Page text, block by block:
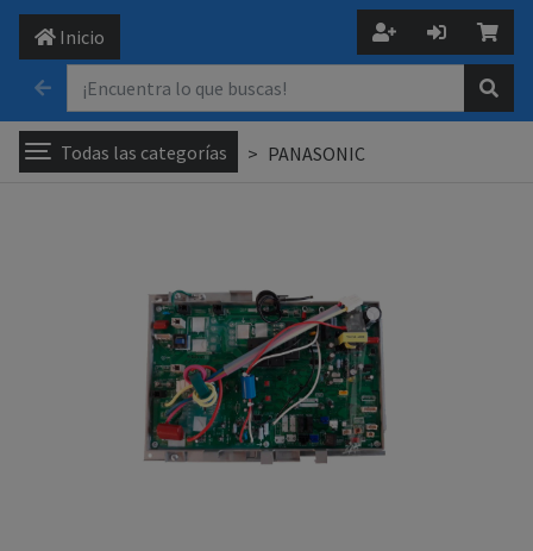
Inicio
Todas las categorías PANASONIC